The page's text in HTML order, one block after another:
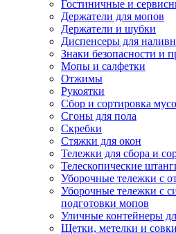
Гостиничные и
Держатели для мопов
Держатели и шубки
Диспенсеры для
Знаки безопасности и
Мопы и салфетки
Отжимы
Рукоятки
Сбор и сортировка
Сгоны для пола
Скребки
Стяжки для окон
Тележки для сбора и
Телескопические
Уборочные тележки с
Уборочные тележки с
подготовки мопов
Уличные контейнеры
Щетки, метелки и совки